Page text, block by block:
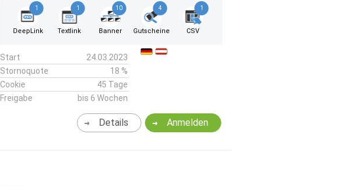
1
DeepLink
1
Textlink
10
Banner
4
Gutscheine
1
CSV
Start
24.03.2023
Stornoquote
18 %
Cookie
45 Tage
Freigabe
bis 6 Wochen
Anmelden
Details